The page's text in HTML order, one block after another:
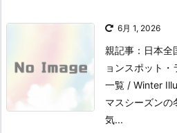
6月 1, 2026
親記事：日本全
ョンスポット・
一覧 / Winter
マスシーズンの
気...